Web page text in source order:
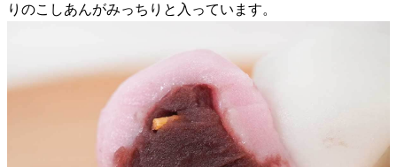
りのこしあんがみっちりと入っています。